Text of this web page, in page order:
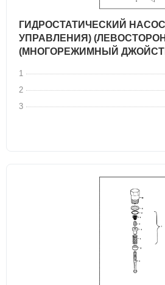
ГИДРОСТАТИЧЕСКИЙ
УПРАВЛЕНИЯ)
(МНОГОРЕЖИМНЫЙ
1
2
3